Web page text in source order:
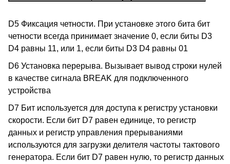
D5 Фиксация четности. При установке этого бита бит
четности всегда принимает значение 0, если биты D3
D4 равны 11, или 1, если биты D3 D4 равны 01
D6 Установка перерыва. Вызывает вывод строки нулей
в качестве сигнала BREAK для подключенного
устройства
D7 Бит используется для доступа к регистру установки
скорости. Если бит D7 равен единице, то регистр
данных и регистр управления прерываниями
используются для загрузки делителя частоты тактового
генератора. Если бит D7 равен нулю, то регистр данных